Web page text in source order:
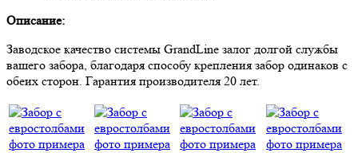
Описание:
Заводское качество системы GrandLine залог долгой службы
вашего забора, благодаря способу крепления забор одинаков с
обеих сторон. Гарантия производителя 20 лет.